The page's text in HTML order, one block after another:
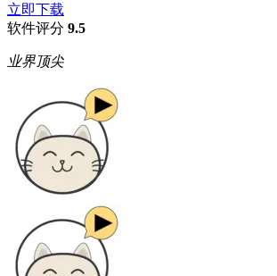
立即下载
软件评分 9.5
业界顶尖